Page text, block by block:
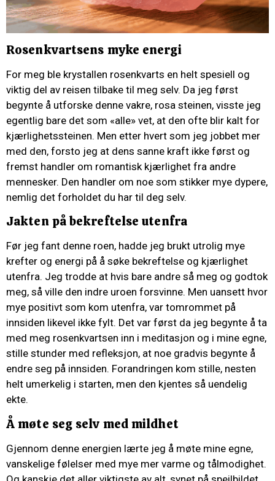
Rosenkvartsens myke energi
For meg ble krystallen rosenkvarts en helt spesiell og
viktig del av reisen tilbake til meg selv. Da jeg først
begynte å utforske denne vakre, rosa steinen, visste jeg
egentlig bare det som «alle» vet, at den ofte blir kalt for
kjærlighetssteinen. Men etter hvert som jeg jobbet mer
med den, forsto jeg at dens sanne kraft ikke først og
fremst handler om romantisk kjærlighet fra andre
mennesker. Den handler om noe som stikker mye dypere,
nemlig det forholdet du har til deg selv.
Jakten på bekreftelse utenfra
Før jeg fant denne roen, hadde jeg brukt utrolig mye
krefter og energi på å søke bekreftelse og kjærlighet
utenfra. Jeg trodde at hvis bare andre så meg og godtok
meg, så ville den indre uroen forsvinne. Men uansett hvor
mye positivt som kom utenfra, var tomrommet på
innsiden likevel ikke fylt. Det var først da jeg begynte å ta
med meg rosenkvartsen inn i meditasjon og i mine egne,
stille stunder med refleksjon, at noe gradvis begynte å
endre seg på innsiden. Forandringen kom stille, nesten
helt umerkelig i starten, men den kjentes så uendelig
ekte.
Å møte seg selv med mildhet
Gjennom denne energien lærte jeg å møte mine egne,
vanskelige følelser med mye mer varme og tålmodighet.